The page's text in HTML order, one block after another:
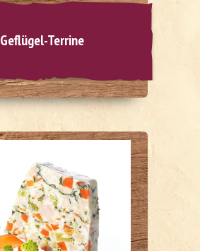
Geflügel-Terrine